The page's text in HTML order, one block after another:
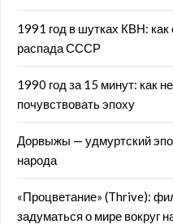
1991 год в шутках КВН:
распада СССР
1990 год за 15 минут: как
почувствовать эпоху
Дорвыжы — удмуртский
народа
«Процветание» (Thrive):
задуматься о мире вокруг